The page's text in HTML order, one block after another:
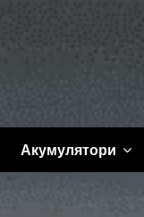
Акумулятори